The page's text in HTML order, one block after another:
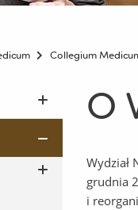
Collegium
O
Wydział
grudnia
i